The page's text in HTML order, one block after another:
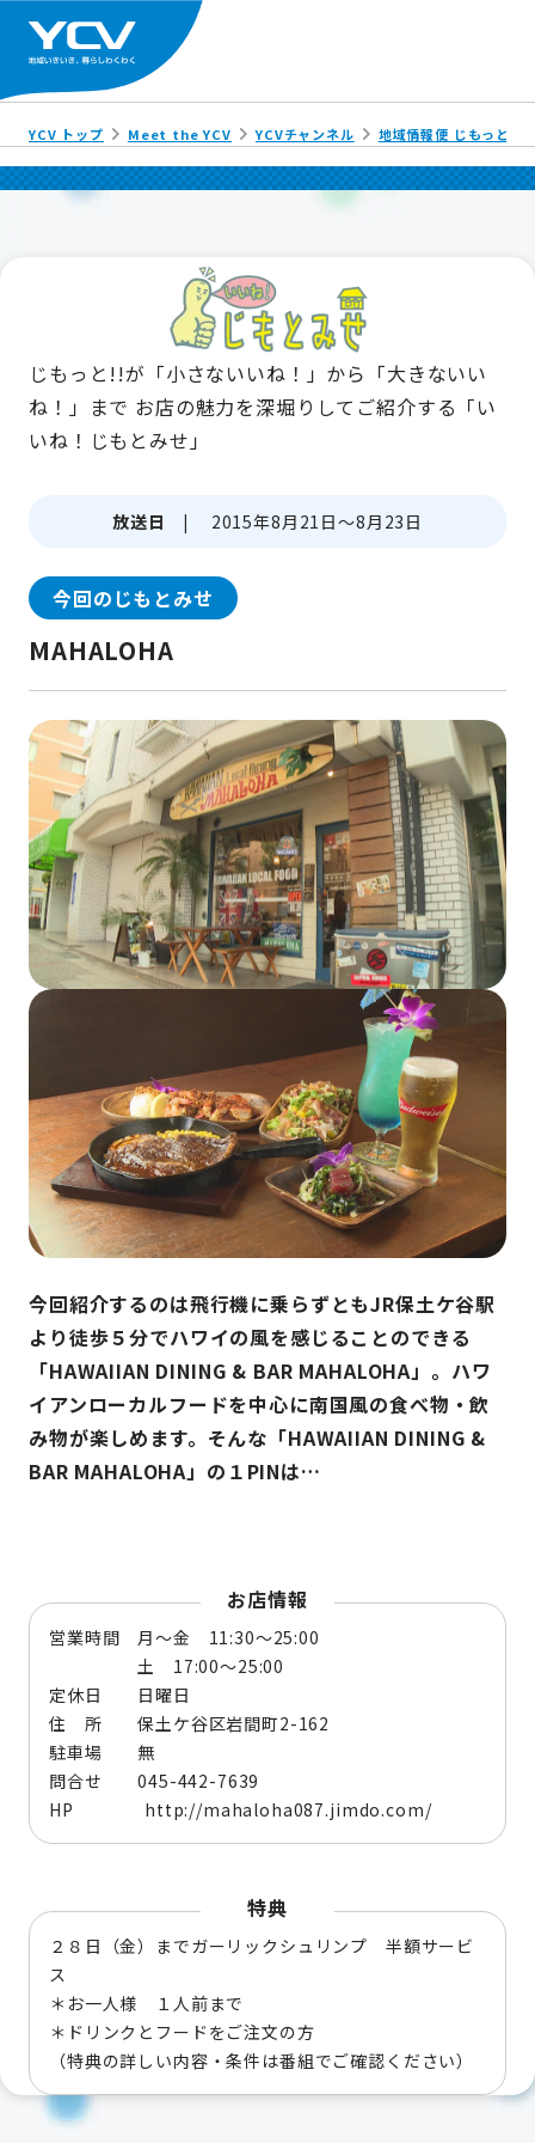
YCV トップ Meet the YCV YCVチャンネル 地域情報便 じもっと!!
じもっと!!が「小さないいね！」から「大きないい
ね！」まで お店の魅力を深堀りしてご紹介する「い
いね！じもとみせ」
放送日 | 2015年8月21日～8月23日
今回のじもとみせ
MAHALOHA
今回紹介するのは飛行機に乗らずともJR保土ケ谷駅
より徒歩５分でハワイの風を感じることのできる
「HAWAIIAN DINING & BAR MAHALOHA」。ハワ
イアンローカルフードを中心に南国風の食べ物・飲
み物が楽しめます。そんな「HAWAIIAN DINING &
BAR MAHALOHA」の１PINは…
お店情報
営業時間 月～金 11:30～25:00
土 17:00～25:00
定休日 日曜日
住 所 保土ケ谷区岩間町2-162
駐車場 無
問合せ 045-442-7639
HP http://mahaloha087.jimdo.com/
特典
２８日（金）までガーリックシュリンプ 半額サービ
ス
＊お一人様 １人前まで
＊ドリンクとフードをご注文の方
（特典の詳しい内容・条件は番組でご確認ください）